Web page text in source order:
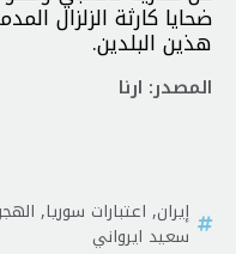
ضحايا كارثة الزلزال
هذين البلدين.
المصدر: ارنا
إيران, اعتبارات سوريا,
سعيد ايرواني